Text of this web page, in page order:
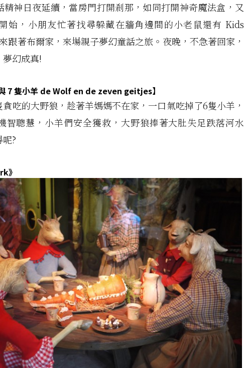
精神日夜延續，當房門打開剎那，如同打開神奇魔法盒，又
始，小朋友忙著找尋躲藏在牆角邊間的小老鼠還有 Kids
跟著布爾家，來場親子夢幻童話之旅。夜晚，不急著回家，
幻成真!
7隻小羊 de Wolf en de zeven geitjes】
吃的大野狼，趁著羊媽媽不在家，一口氣吃掉了6隻小羊，
智聰慧，小羊們安全獲救，大野狼捧著大肚失足跌落河水
?
》